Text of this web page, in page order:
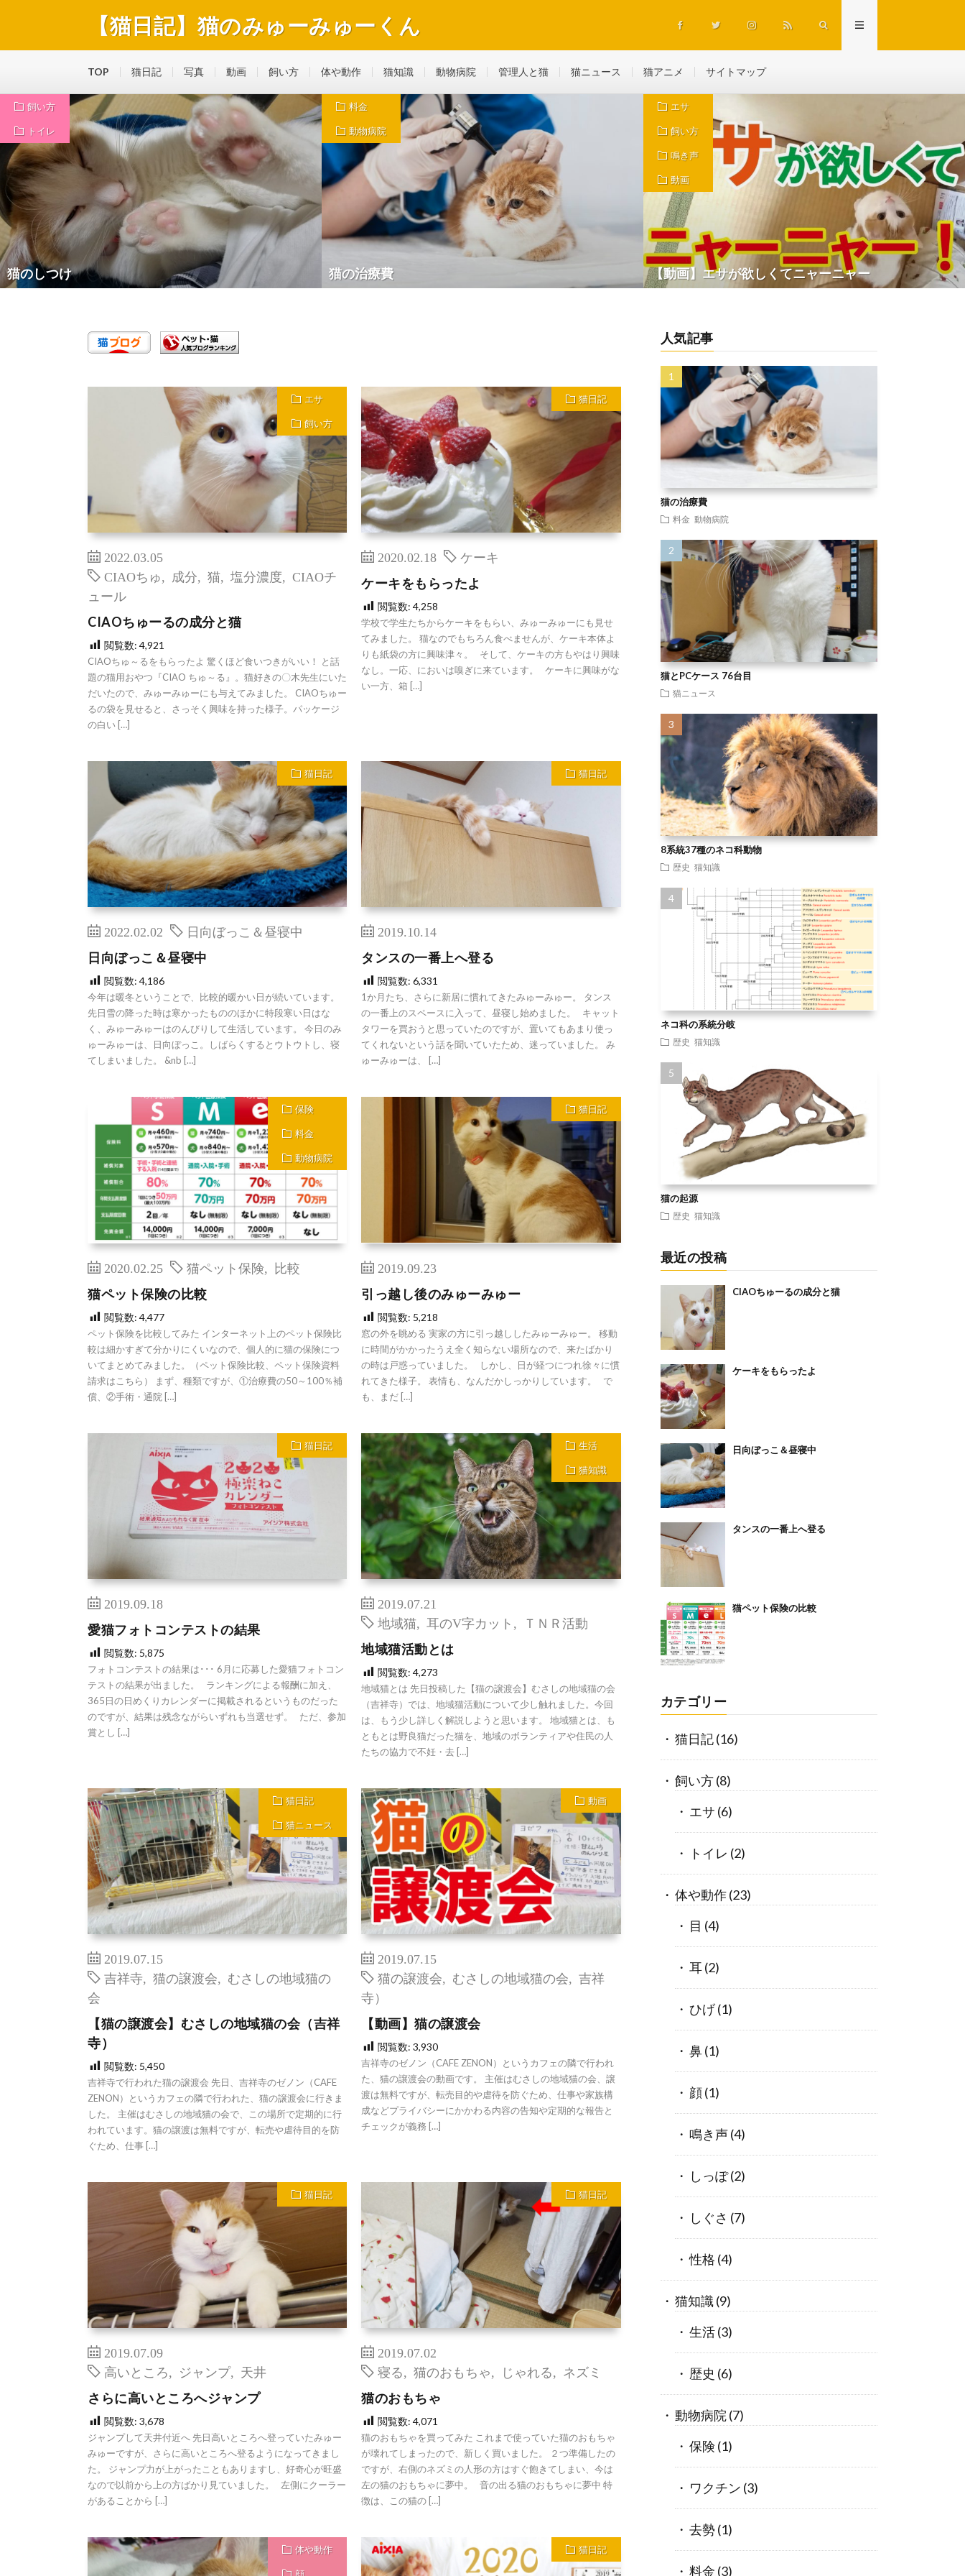
【猫日記】猫のみゅーみゅーくん
TOP 猫日記 写真 動画 飼い方 体や動作 猫知識 動物病院 管理人と猫 猫ニュース 猫アニメ サイトマップ
飼い方
トイレ
猫のしつけ
料金
動物病院
猫の治療費
エサ
飼い方
鳴き声
動画
【動画】エサが欲しくてニャーニャー
エサ
飼い方
2022.03.05
CIAOちゅ
成分 猫 塩分濃度
CIAOチ
ュール
CIAOちゅーるの成分と猫
閲覧数: 4,921
CIAOちゅ～るをもらったよ 驚くほど食いつきがいい！ と話
題の猫用おやつ『CIAO ちゅ～る』。猫好きの〇木先生にいた
だいたので、みゅーみゅーにも与えてみました。 CIAOちゅー
るの袋を見せると、さっそく興味を持った様子。パッケージ
の白い […]
猫日記
2020.02.18 ケーキ
ケーキをもらったよ
閲覧数: 4,258
学校で学生たちからケーキをもらい、みゅーみゅーにも見せ
てみました。 猫なのでもちろん食べませんが、ケーキ本体よ
りも紙袋の方に興味津々。 そして、ケーキの方もやはり興味
なし。一応、においは嗅ぎに来ています。 ケーキに興味がな
い一方、箱 […]
猫日記
2022.02.02 日向ぼっこ＆昼寝中
日向ぼっこ＆昼寝中
閲覧数: 4,186
今年は暖冬ということで、比較的暖かい日が続いています。
先日雪の降った時は寒かったもののほかに特段寒い日はな
く、みゅーみゅーはのんびりして生活しています。 今日のみ
ゅーみゅーは、日向ぼっこ。しばらくするとウトウトし、寝
てしまいました。 &nb […]
猫日記
2019.10.14
タンスの一番上へ登る
閲覧数: 6,331
1か月たち、さらに新居に慣れてきたみゅーみゅー。 タンス
の一番上のスペースに入って、昼寝し始めました。 キャット
タワーを買おうと思っていたのですが、置いてもあまり使っ
てくれないという話を聞いていたため、迷っていました。 み
ゅーみゅーは、 […]
保険
料金
動物病院
2020.02.25 猫ペット保険 比較
猫ペット保険の比較
閲覧数: 4,477
ペット保険を比較してみた インターネット上のペット保険比
較は細かすぎて分かりにくいなので、個人的に猫の保険につ
いてまとめてみました。（ペット保険比較、ペット保険資料
請求はこちら） まず、種類ですが、①治療費の50～100％補
償、②手術・通院 […]
猫日記
2019.09.23
引っ越し後のみゅーみゅー
閲覧数: 5,218
窓の外を眺める 実家の方に引っ越ししたみゅーみゅー。 移動
に時間がかかったうえ全く知らない場所なので、来たばかり
の時は戸惑っていました。 しかし、日が経つにつれ徐々に慣
れてきた様子。 表情も、なんだかしっかりしています。 で
も、まだ […]
猫日記
2019.09.18
愛猫フォトコンテストの結果
閲覧数: 5,875
フォトコンテストの結果は･･･ 6月に応募した愛猫フォトコン
テストの結果が出ました。 ランキングによる報酬に加え、
365日の日めくりカレンダーに掲載されるというものだった
のですが、結果は残念ながらいずれも当選せず。 ただ、参加
賞とし […]
生活
猫知識
2019.07.21
地域猫
耳のV字カット ＴＮＲ活動
地域猫活動とは
閲覧数: 4,273
地域猫とは 先日投稿した【猫の譲渡会】むさしの地域猫の会
（吉祥寺）では、地域猫活動について少し触れました。今回
は、もう少し詳しく解説しようと思います。 地域猫とは、も
ともとは野良猫だった猫を、地域のボランティアや住民の人
たちの協力で不妊・去 […]
猫日記
猫ニュース
2019.07.15
吉祥寺
猫の譲渡会
むさしの地域猫の
会
【猫の譲渡会】むさしの地域猫の会（吉祥
寺）
閲覧数: 5,450
吉祥寺で行われた猫の譲渡会 先日、吉祥寺のゼノン（CAFE
ZENON）というカフェの隣で行われた、猫の譲渡会に行きま
した。 主催はむさしの地域猫の会で、この場所で定期的に行
われています。猫の譲渡は無料ですが、転売や虐待目的を防
ぐため、仕事 […]
動画
2019.07.15
猫の譲渡会
むさしの地域猫の会 ,吉祥
寺）
【動画】猫の譲渡会
閲覧数: 3,930
吉祥寺のゼノン（CAFE ZENON）というカフェの隣で行われ
た、猫の譲渡会の動画です。 主催はむさしの地域猫の会、譲
渡は無料ですが、転売目的や虐待を防ぐため、仕事や家族構
成などプライバシーにかかわる内容の告知や定期的な報告と
チェックが義務 […]
猫日記
2019.07.09
高いところ
ジャンプ, 天井
さらに高いところへジャンプ
閲覧数: 3,678
ジャンプして天井付近へ 先日高いところへ登っていたみゅー
みゅーですが、さらに高いところへ登るようになってきまし
た。 ジャンプ力が上がったこともありますし、好奇心が旺盛
なので以前から上の方ばかり見ていました。 左側にクーラー
があることから […]
猫日記
2019.07.02
寝る
,猫のおもちゃ じゃれる ネズミ
猫のおもちゃ
閲覧数: 4,071
猫のおもちゃを買ってみた これまで使っていた猫のおもちゃ
が壊れてしまったので、新しく買いました。 ２つ準備したの
ですが、右側のネズミの人形の方はすぐ飽きてしまい、今は
左の猫のおもちゃに夢中。 音の出る猫のおもちゃに夢中 特
徴は、この猫の […]
体や動作 猫日記
人気記事
猫の治療費
料金 動物病院
猫とPCケース 76台目
猫ニュース
8系統37種のネコ科動物
歴史 猫知識
ネコ科の系統分岐
歴史 猫知識
猫の起源
歴史 猫知識
最近の投稿
CIAOちゅーるの成分と猫
ケーキをもらったよ
日向ぼっこ＆昼寝中
タンスの一番上へ登る
猫ペット保険の比較
カテゴリー
猫日記(16)
飼い方(8)
エサ (6)
トイレ (2)
体や動作(23)
目 (4)
耳(2)
ひげ(1)
鼻(1)
顔(1)
鳴き声(4)
しっぽ(2)
しぐさ (7)
性格 (4)
猫知識(9)
生活(3)
歴史 (6)
動物病院(7)
保険 (1)
ワクチン (3)
去勢 (1)
料金 (3)